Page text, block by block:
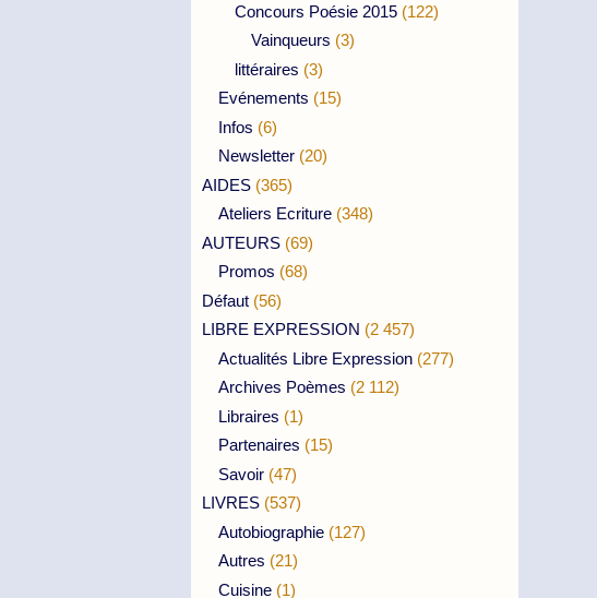
Concours Poésie 2015 (122)
Vainqueurs (3)
littéraires (3)
Evénements (15)
Infos (6)
Newsletter (20)
AIDES (365)
Ateliers Ecriture (348)
AUTEURS (69)
Promos (68)
Défaut (56)
LIBRE EXPRESSION (2 457)
Actualités Libre Expression (277)
Archives Poèmes (2 112)
Libraires (1)
Partenaires (15)
Savoir (47)
LIVRES (537)
Autobiographie (127)
Autres (21)
Cuisine (1)